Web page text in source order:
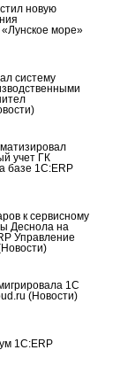
новую
море»
систему
учет ГК
базе 1С:ERP
к сервисному
Деснола на
Управление
1С
(Новости)
1С:ERP